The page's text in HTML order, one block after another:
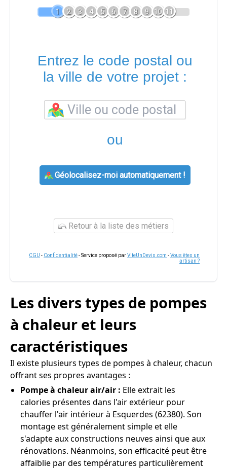
1 2 3 4 5 6 7 8 9 10 11
Entrez le code postal ou
la ville de votre projet :
ou
Géolocalisez-moi automatiquement !
Retour à la liste des métiers
CGU - Confidentialité- Service proposé parViteUnDevis.com -Vous êtes un
artisan ?
Les divers types de pompes
à chaleur et leurs
caractéristiques
Il existe plusieurs types de pompes à chaleur, chacun
offrant ses propres avantages :
Pompe à chaleur air/air : Elle extrait les
calories présentes dans l'air extérieur pour
chauffer l'air intérieur à Esquerdes (62380). Son
montage est généralement simple et elle
s'adapte aux constructions neuves ainsi que aux
rénovations. Néanmoins, son efficacité peut être
affaiblie par des températures particulièrement